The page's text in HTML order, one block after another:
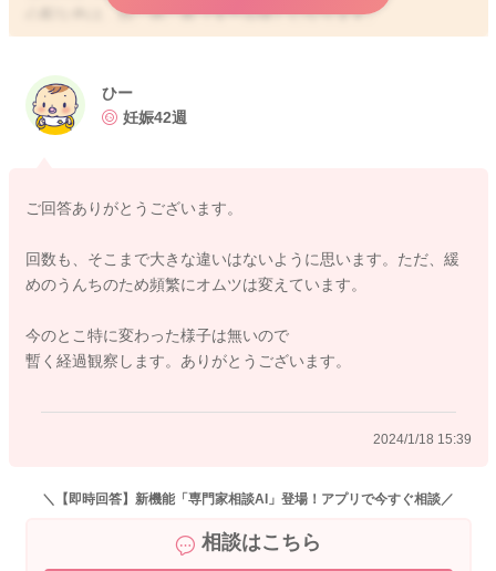
心配な色は、白、赤、黒（タール状）になります。
緑色になっているのは、お腹の中で酸素に触れて酸化をしてい
うんちの中には酸化をすると緑色に変色する物質が含まれてい
ます。
回数がいつもの倍以上に増えているようなことはあるでしょう
機嫌が飲みの具合をみていただき、ご心配な時には受診をされ
よかったら参考になさってみてください。
2024/1/18 14:04
ひー
妊娠42週
ご回答ありがとうございます。
回数も、そこまで大きな違いはないように思います。ただ、緩
めのうんちのため頻繁にオムツは変えています。
今のとこ特に変わった様子は無いので
暫く経過観察します。ありがとうございます。
2024/1/18 15:39
＼【即時回答】新機能「専門家相談AI」登場！アプリで今すぐ相談／
相談はこちら